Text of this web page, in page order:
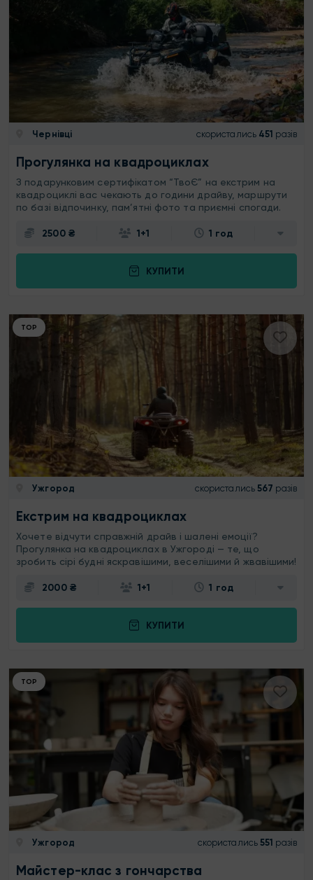
Чернівці скористались 451 разів
Прогулянка на квадроциклах
З подарунковим сертифікатом “ТвоЄ” на екстрим на
квадроциклі вас чекають до години драйву, маршрути
по базі відпочинку, пам’ятні фото та приємні спогади.
2500 ₴ 1+1 1 год
КУПИТИ
ТОР
Ужгород скористались 567 разів
Екстрим на квадроциклах
Хочете відчути справжній драйв і шалені емоції?
Прогулянка на квадроциклах в Ужгороді — те, що
зробить сірі будні яскравішими, веселішими й жвавішими!
2000 ₴ 1+1 1 год
КУПИТИ
ТОР
Ужгород скористались 551 разів
Майстер-клас з гончарства